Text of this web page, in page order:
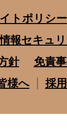
トポリシー
情報セキュ
針
免責
様へ
採